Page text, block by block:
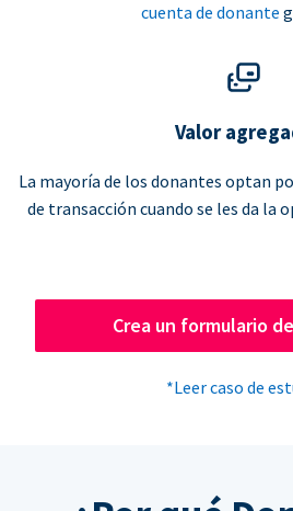
cuenta de donante
Valor
La mayoría de los donantes optan
de transacción cuando se les da la
Crea un formulario
*Leer caso de